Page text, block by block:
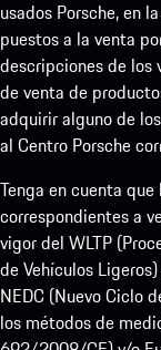
usados Porsche, en
puestos a la venta
descripciones de los
de venta de
adquirir alguno de
al Centro Porsche
Tenga en cuenta
correspondientes a
vigor del WLTP
de Vehículos
NEDC (Nuevo Ciclo
los métodos de